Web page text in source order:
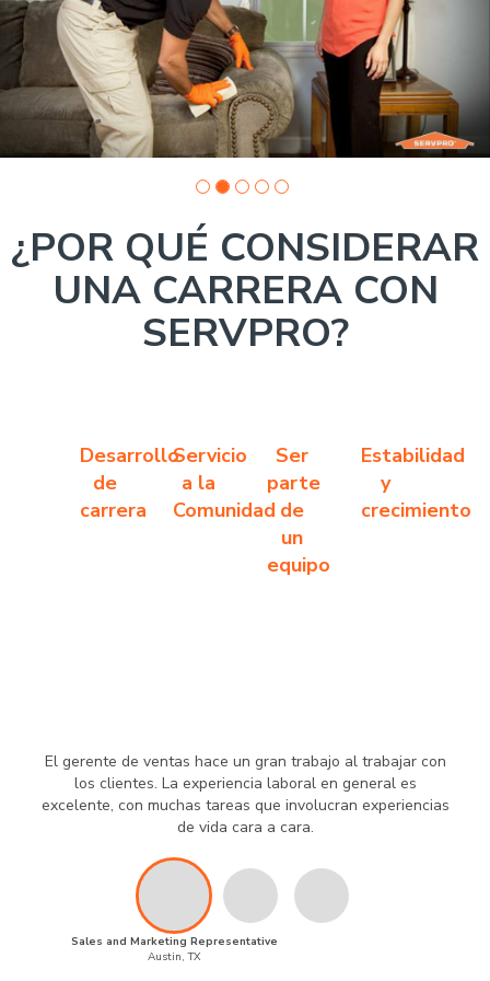
photo
¿POR QUÉ CONSIDERAR
UNA CARRERA CON
SERVPRO?
Desarrollo
de
carrera
Servicio
a la
Comunidad
Ser
parte
de
un
equipo
Estabilidad
y
crecimiento
El gerente de ventas hace un gran trabajo al trabajar con
los clientes. La experiencia laboral en general es
excelente, con muchas tareas que involucran experiencias
de vida cara a cara.
Sales and Marketing Representative
Austin, TX